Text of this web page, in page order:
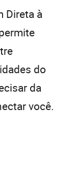
Direta à
do
da
você.